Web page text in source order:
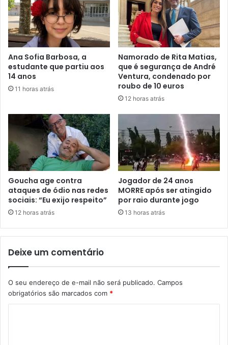
Ana Sofia Barbosa, a
estudante que partiu aos
14 anos
11 horas atrás
Namorado de Rita Matias,
que é segurança de André
Ventura, condenado por
roubo de 10 euros
12 horas atrás
Goucha age contra
ataques de ódio nas redes
sociais: “Eu exijo respeito”
12 horas atrás
Jogador de 24 anos
MORRE após ser atingido
por raio durante jogo
13 horas atrás
Deixe um comentário
O seu endereço de e-mail não será publicado. Campos
obrigatórios são marcados com *